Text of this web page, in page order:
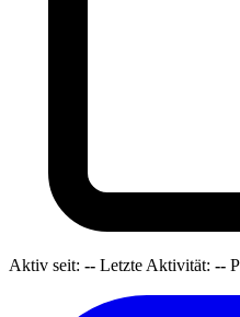
Aktiv seit: -- Letzte Aktivität: --